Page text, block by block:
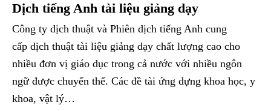
Dịch tiếng Anh tài liệu giảng dạy
Công ty dịch thuật và Phiên dịch tiếng Anh cung
cấp dịch thuật tài liệu giảng dạy chất lượng cao cho
nhiều đơn vị giáo dục trong cả nước với nhiều ngôn
ngữ được chuyển thể. Các đề tài ứng dựng khoa học, y
khoa, vật lý…